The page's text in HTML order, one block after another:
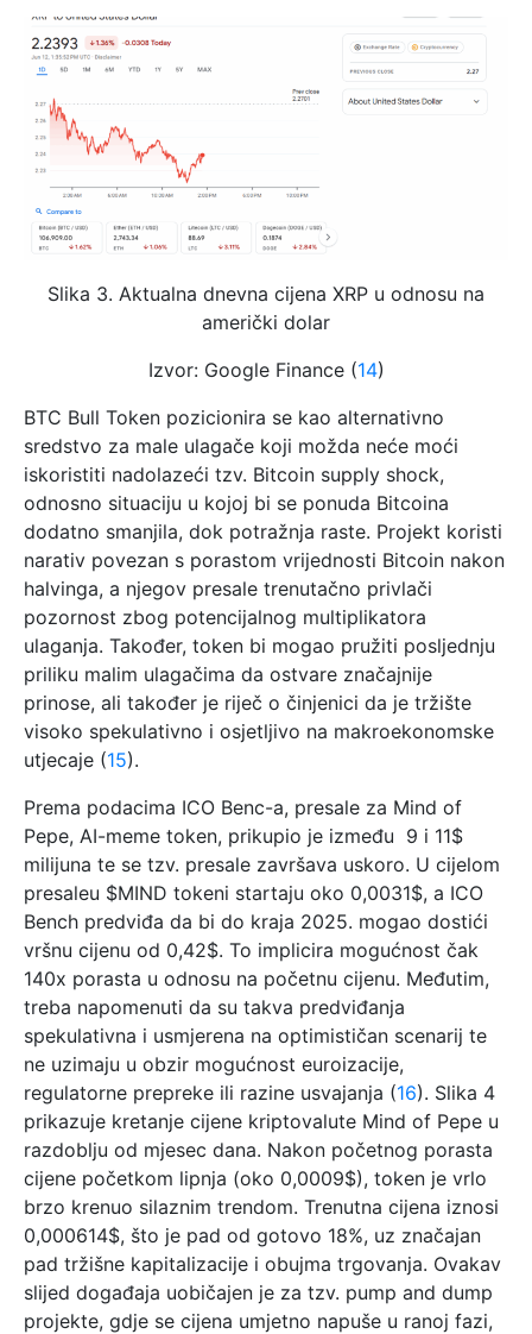
Slika 3. Aktualna dnevna cijena XRP u odnosu na
američki dolar
Izvor: Google Finance (14)
BTC Bull Token pozicionira se kao alternativno
sredstvo za male ulagače koji možda neće moći
iskoristiti nadolazeći tzv. Bitcoin supply shock,
odnosno situaciju u kojoj bi se ponuda Bitcoina
dodatno smanjila, dok potražnja raste. Projekt koristi
narativ povezan s porastom vrijednosti Bitcoin nakon
halvinga, a njegov presale trenutačno privlači
pozornost zbog potencijalnog multiplikatora
ulaganja. Također, token bi mogao pružiti posljednju
priliku malim ulagačima da ostvare značajnije
prinose, ali također je riječ o činjenici da je tržište
visoko spekulativno i osjetljivo na makroekonomske
utjecaje (15).
Prema podacima ICO Benc-a, presale za Mind of
Pepe, AI-meme token, prikupio je između 9 i 11$
milijuna te se tzv. presale završava uskoro. U cijelom
presaleu $MIND tokeni startaju oko 0,0031$, a ICO
Bench predviđa da bi do kraja 2025. mogao dostići
vršnu cijenu od 0,42$. To implicira mogućnost čak
140x porasta u odnosu na početnu cijenu. Međutim,
treba napomenuti da su takva predviđanja
spekulativna i usmjerena na optimističan scenarij te
ne uzimaju u obzir mogućnost euroizacije,
regulatorne prepreke ili razine usvajanja (16). Slika 4
prikazuje kretanje cijene kriptovalute Mind of Pepe u
razdoblju od mjesec dana. Nakon početnog porasta
cijene početkom lipnja (oko 0,0009$), token je vrlo
brzo krenuo silaznim trendom. Trenutna cijena iznosi
0,000614$, što je pad od gotovo 18%, uz značajan
pad tržišne kapitalizacije i obujma trgovanja. Ovakav
slijed događaja uobičajen je za tzv. pump and dump
projekte, gdje se cijena umjetno napuše u ranoj fazi,